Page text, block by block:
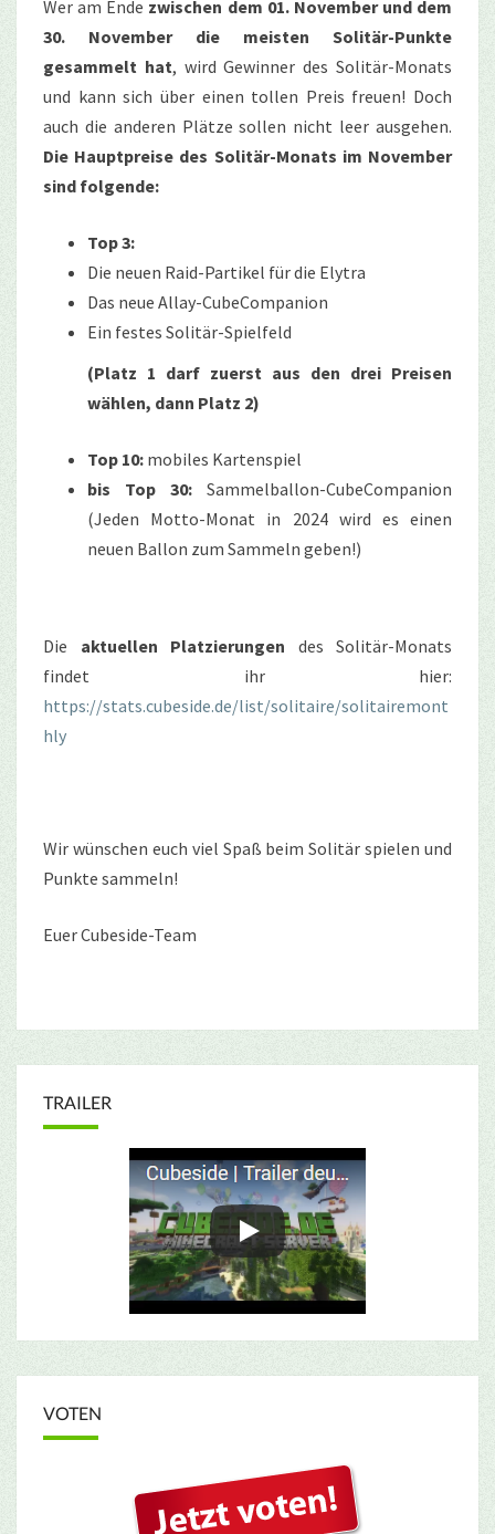
Wer am Ende zwischen dem 01. November und dem
30. November die meisten Solitär-Punkte
gesammelt hat, wird Gewinner des Solitär-Monats
und kann sich über einen tollen Preis freuen! Doch
auch die anderen Plätze sollen nicht leer ausgehen.
Die Hauptpreise des Solitär-Monats im November
sind folgende:
Top 3:
Die neuen Raid-Partikel für die Elytra
Das neue Allay-CubeCompanion
Ein festes Solitär-Spielfeld
(Platz 1 darf zuerst aus den drei Preisen
wählen, dann Platz 2)
Top 10: mobiles Kartenspiel
bis Top 30: Sammelballon-CubeCompanion
(Jeden Motto-Monat in 2024 wird es einen
neuen Ballon zum Sammeln geben!)
Die aktuellen Platzierungen des Solitär-Monats
findet ihr hier:
https://stats.cubeside.de/list/solitaire/solitairemont
hly
Wir wünschen euch viel Spaß beim Solitär spielen und
Punkte sammeln!
Euer Cubeside-Team
TRAILER
VOTEN